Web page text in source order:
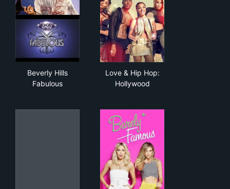
Beverly Hills
Fabulous
Love & Hip Hop:
Hollywood